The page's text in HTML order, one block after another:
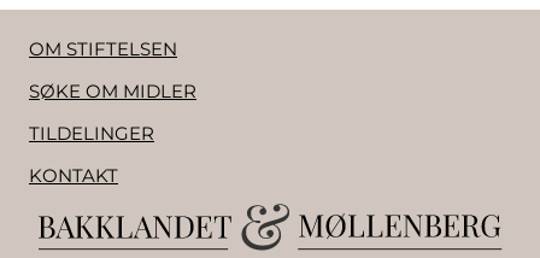
OM STIFTELSEN
SØKE OM MIDLER
TILDELINGER
KONTAKT